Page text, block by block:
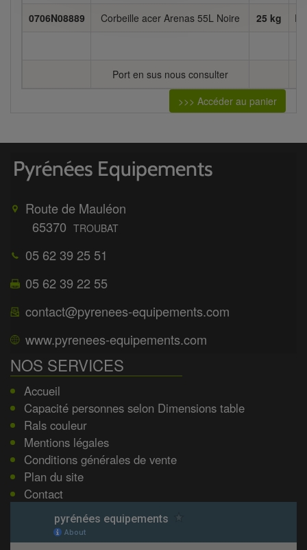
0706N08889 Corbeille acer Arenas 55L Noire 25 kg
Port en sus nous consulter
>>> Accéder au panier
Route de Mauléon
65370 TROUBAT
05 62 39 25 51
05 62 39 22 55
contact@pyrenees-equipements.com
www.pyrenees-equipements.com
NOS SERVICES
Accueil
Capacité personnes selon Dimensions table
Rals couleur
Mentions légales
Conditions générales de vente
Plan du site
Contact